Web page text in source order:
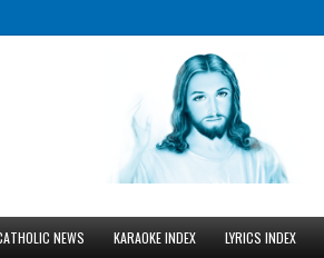
NEWS KARAOKE INDEX LYRICS INDEX